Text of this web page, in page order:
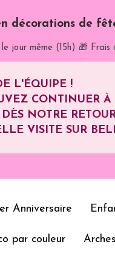
décorations de
jour même (15h) 🎁 Frais
L'ÉQUIPE !
CONTINUER À
NOTRE
VISITE SUR
Anniversaire
par couleur